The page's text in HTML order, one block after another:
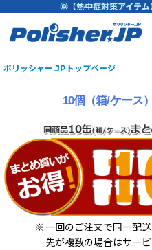
🌞【熱中症対策アイテ
ポリッシャー.JPトップページ
10個（箱/ケース
※ 一回のご注文で同一配
先が複数の場合はサー